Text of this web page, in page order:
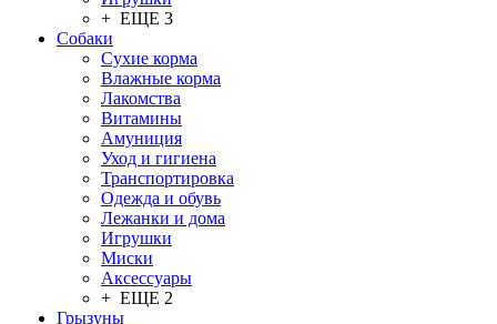
+ ЕЩЕ 3
Собаки
Сухие корма
Влажные корма
Лакомства
Витамины
Амуниция
Уход и гигиена
Транспортировка
Одежда и обувь
Лежанки и дома
Игрушки
Миски
Аксессуары
+ ЕЩЕ 2
Грызуны